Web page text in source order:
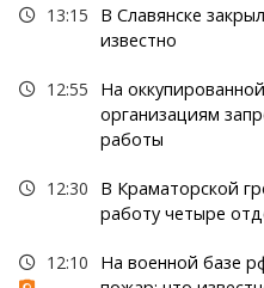
13:15
В Славянске
известно
12:55
На
организациям
работы
12:30
В Краматорской
работу четыре
12:10
На военной базе